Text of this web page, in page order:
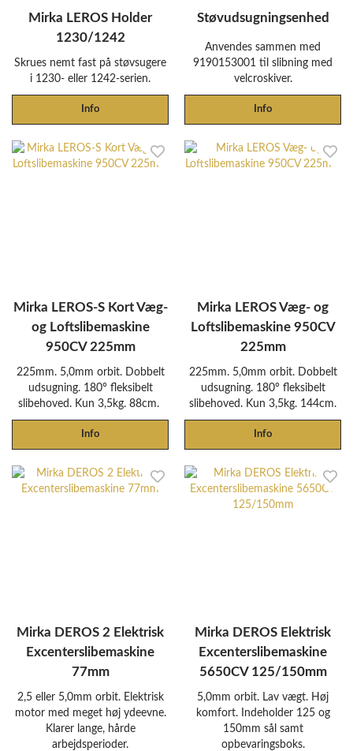
Mirka LEROS Holder
1230/1242
Skrues nemt fast på støvsugere
i 1230- eller 1242-serien.
Info
Støvudsugningsenhed
Anvendes sammen med
9190153001 til slibning med
velcroskiver.
Info
Mirka LEROS-S Kort Væg-
og Loftslibemaskine
950CV 225mm
225mm. 5,0mm orbit. Dobbelt
udsugning. 180° fleksibelt
slibehoved. Kun 3,5kg. 88cm.
Info
Mirka LEROS Væg- og
Loftslibemaskine 950CV
225mm
225mm. 5,0mm orbit. Dobbelt
udsugning. 180° fleksibelt
slibehoved. Kun 3,5kg. 144cm.
Info
Mirka DEROS 2 Elektrisk
Excenterslibemaskine
77mm
2,5 eller 5,0mm orbit. Elektrisk
motor med meget høj ydeevne.
Klarer lange, hårde
arbejdsperioder.
Mirka DEROS Elektrisk
Excenterslibemaskine
5650CV 125/150mm
5,0mm orbit. Lav vægt. Høj
komfort. Indeholder 125 og
150mm sål samt
opbevaringsboks.